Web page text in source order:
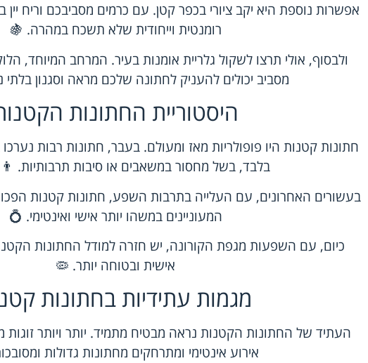
אפשרות נוספת היא יקב ציורי בכפר קטן. עם כרמים מסביבכם וריח יין
רומנטית וייחודית שלא תשכח במהרה. 🍇
ולבסוף, אולי תרצו לשקול גלריית אומנות בעיר. המרחב המיוחד,
מסביב יכולים להעניק לחתונה שלכם מראה וסגנון
היסטוריית החתונות
חתונות קטנות היו פופולריות מאז ומעולם. בעבר, חתונות רבות
בלבד, בשל מחסור במשאבים או סיבות תרבותיות.
בעשורים האחרונים, עם העלייה בתרבות השפע, חתונות קטנות
המעוניינים במשהו יותר אישי ואינטימי. 💍
כיום, עם השפעות מגפת הקורונה, יש חזרה למודל החתונות
אישית ובטוחה יותר. 🦠
מגמות עתידיות בחתונות
העתיד של החתונות הקטנות נראה מבטיח מתמיד. יותר ויותר זוגות
אירוע אינטימי ומתרחקים מחתונות גדולות